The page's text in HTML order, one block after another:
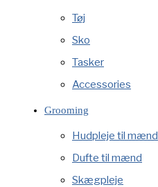
Tøj
Sko
Tasker
Accessories
Grooming
Hudpleje til mænd
Dufte til mænd
Skægpleje